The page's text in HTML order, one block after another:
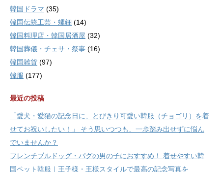
韓国ドラマ (35)
韓国伝統工芸・螺鈿 (14)
韓国料理店・韓国居酒屋 (32)
韓国葬儀・チェサ・祭事 (16)
韓国雑貨 (97)
韓服 (177)
最近の投稿
「愛犬・愛猫の記念日に、とびきり可愛い韓服（チョゴリ）を着
せてお祝いしたい！」 そう思いつつも、一歩踏み出せずに悩ん
でいませんか？
フレンチブルドッグ・パグの男の子におすすめ！ 着せやすい韓
国ペット韓服｜王子様・王様スタイルで最高の記念写真を